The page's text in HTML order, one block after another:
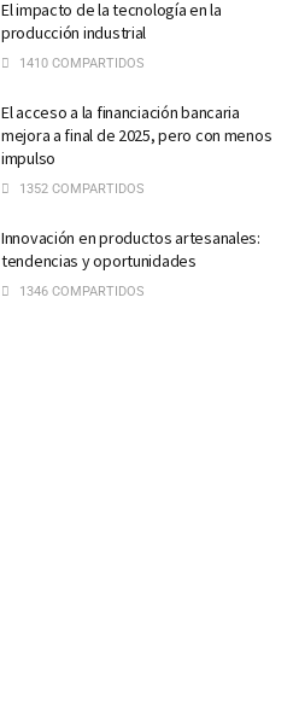
El impacto de la tecnología en la
producción industrial
1410 COMPARTIDOS
El acceso a la financiación bancaria
mejora a final de 2025, pero con menos
impulso
1352 COMPARTIDOS
Innovación en productos artesanales:
tendencias y oportunidades
1346 COMPARTIDOS